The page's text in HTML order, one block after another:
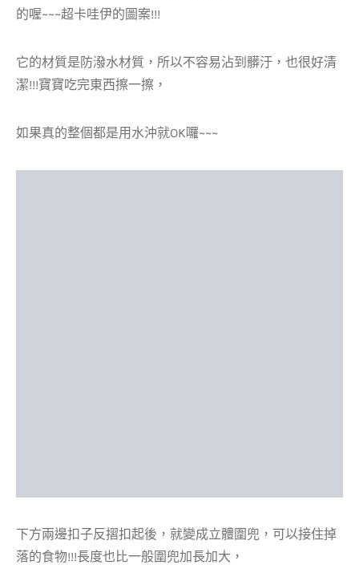
的喔~~~超卡哇伊的圖案!!!
它的材質是防潑水材質，所以不容易沾到髒汙，也很好清
潔!!!寶寶吃完東西擦一擦，
如果真的整個都是用水沖就OK囉~~~
下方兩邊扣子反摺扣起後，就變成立體圍兜，可以接住掉
落的食物!!!長度也比一般圍兜加長加大，